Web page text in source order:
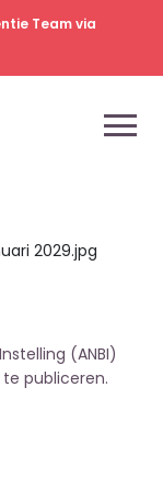
Team via
(ANBI)
publiceren.